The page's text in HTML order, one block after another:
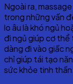
Ngoài ra,
trong những vấn
lo âu là khó ngủ
đi ngủ giúp cơ thể
dàng đi vào giấc
chỉ giúp tái tạo
sức khỏe tinh thần.